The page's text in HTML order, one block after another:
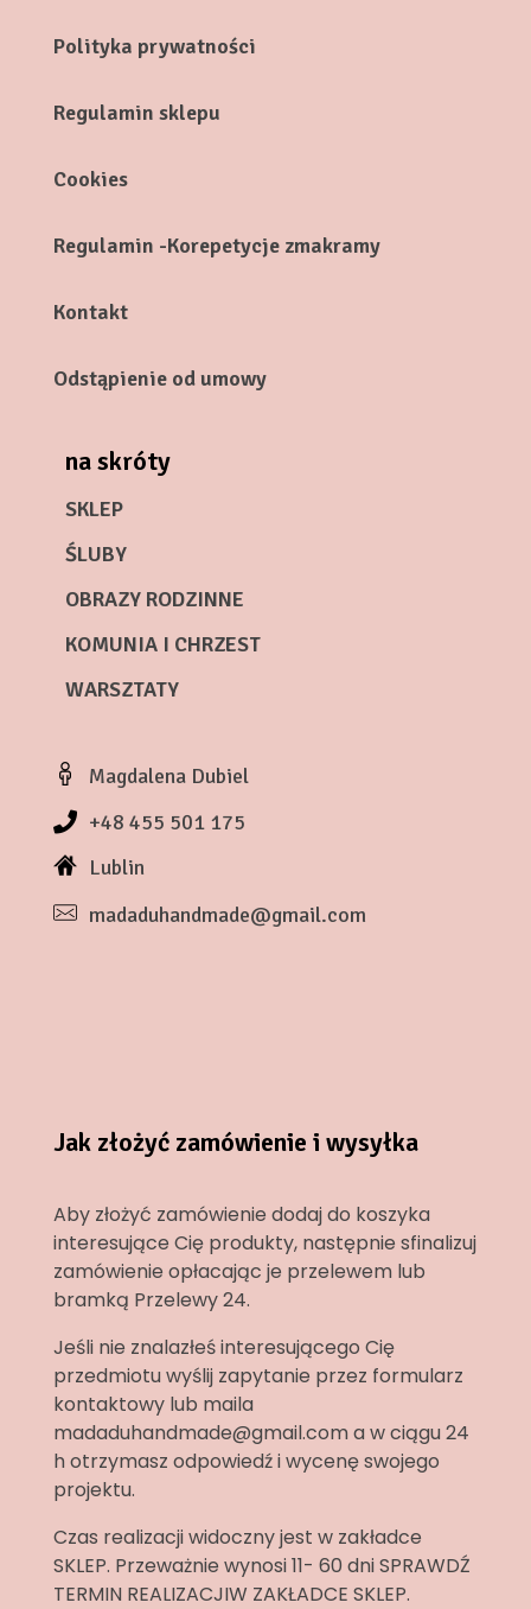
Polityka prywatności
Regulamin sklepu
Cookies
Regulamin -Korepetycje zmakramy
Kontakt
Odstąpienie od umowy
na skróty
SKLEP
ŚLUBY
OBRAZY RODZINNE
KOMUNIA I CHRZEST
WARSZTATY
Magdalena Dubiel
+48 455 501 175
Lublin
madaduhandmade@gmail.com
Jak złożyć zamówienie i wysyłka
Aby złożyć zamówienie dodaj do koszyka
interesujące Cię produkty, następnie sfinalizuj
zamówienie opłacając je przelewem lub
bramką Przelewy 24.
Jeśli nie znalazłeś interesującego Cię
przedmiotu wyślij zapytanie przez formularz
kontaktowy lub maila
madaduhandmade@gmail.com a w ciągu 24
h otrzymasz odpowiedź i wycenę swojego
projektu.
Czas realizacji widoczny jest w zakładce
SKLEP. Przeważnie wynosi 11- 60 dni SPRAWDŹ
TERMIN REALIZACJIW ZAKŁADCE SKLEP.